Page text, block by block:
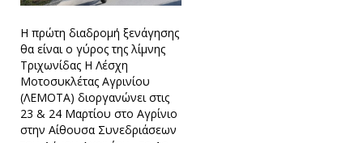
Η πρώτη διαδρομή ξενάγησης
θα είναι ο γύρος της λίμνης
Τριχωνίδας Η Λέσχη
Μοτοσυκλέτας Αγρινίου
(ΛΕΜΟΤΑ) διοργανώνει στις
23 & 24 Μαρτίου στο Αγρίνιο
στην Αίθουσα Συνεδριάσεων